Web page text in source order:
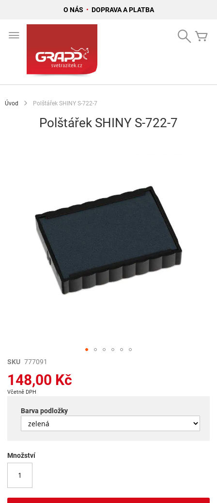
O NÁS • DOPRAVA A PLATBA
Search
Úvod Polštářek SHINY S-722-7
Polštářek SHINY S-722-7
Přeskočit
začátek
galerie
obrázky
SKU 777091
148,00 Kč
Včetně DPH
Barva podložky
Množství